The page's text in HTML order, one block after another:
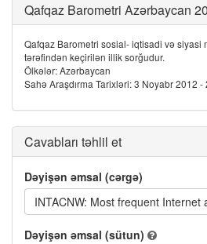
Qafqaz Barometri Azərbaycan
Qafqaz Barometri sosial- iqtisadi və siyasi
tərəfindən keçirilən illik sorğudur.
Ölkələr: Azərbaycan
Sahə Araşdırma Tarixləri: 3 Noyabr 2012
Cavabları təhlil et
Dəyişən əmsal (cərgə)
INTACNW: Most frequent
Dəyişən əmsal (sütun)